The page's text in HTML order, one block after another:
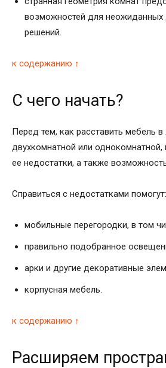
возможностей для неожиданных
решений.
к содержанию ↑
С чего начать?
Перед тем, как расставить мебель
двухкомнатной или однокомнатной,
ее недостатки, а также
Справиться с недостатками помогут:
мобильные перегородки, в том
правильно подобранное
арки и другие декоративные
корпусная мебель.
к содержанию ↑
Расширяем